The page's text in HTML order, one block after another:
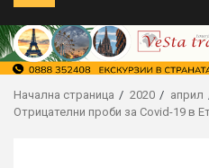
Начална страница 2020 април
Отрицателни проби за Covid-19 в